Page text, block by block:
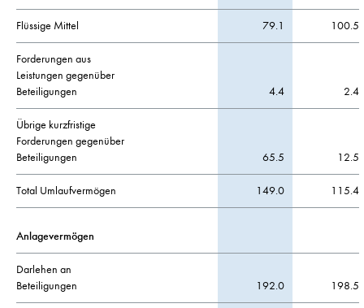
Flüssige Mittel 79.1 100.5
Forderungen aus
Leistungen gegenüber
Beteiligungen
4.4 2.4
Übrige kurzfristige
Forderungen gegenüber
Beteiligungen
65.5 12.5
Total Umlaufvermögen 149.0 115.4
Anlagevermögen
Darlehen an
Beteiligungen
192.0 198.5